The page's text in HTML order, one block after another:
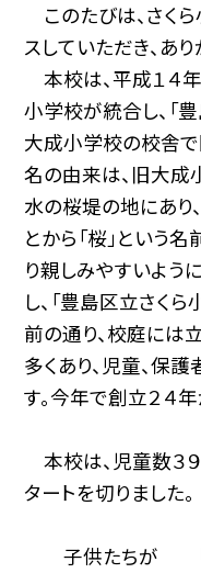
このたびは、さく
スしていただき、あ
本校は、平成１４
小学校が統合し、「
大成小学校の校舎で
名の由来は、旧大
水の桜堤の地にあり
とから「桜」という
り親しみやすいように
し、「豊島区立さく
前の通り、校庭には
多くあり、児童、保
す。今年で創立２４
本校は、児童数３９
タートを切りました。
子供たちが 「さ